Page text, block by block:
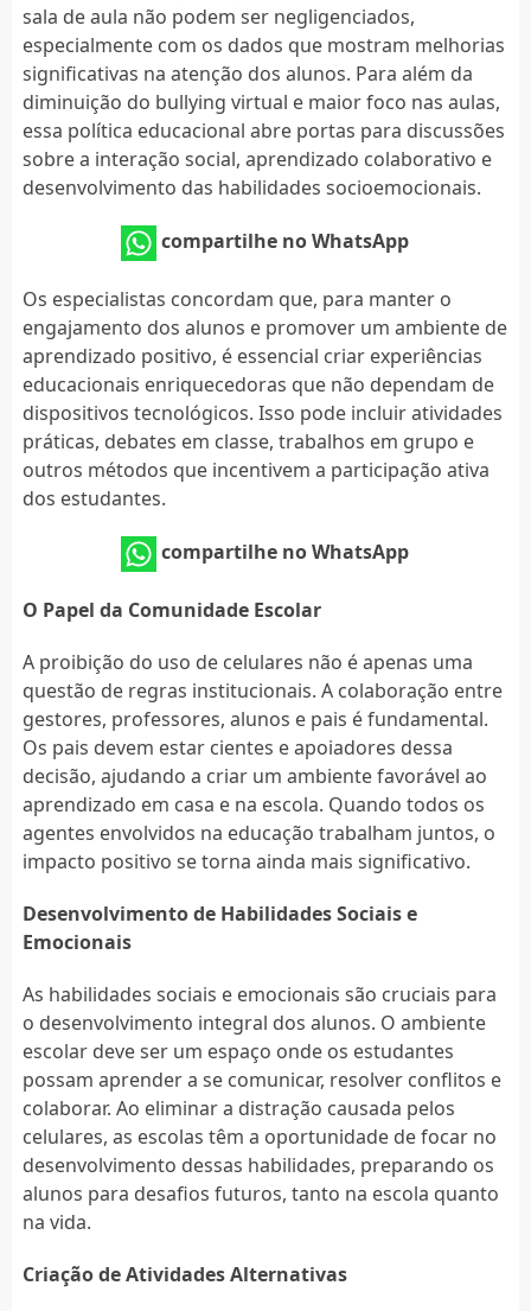
sala de aula não podem ser negligenciados,
especialmente com os dados que mostram melhorias
significativas na atenção dos alunos. Para além da
diminuição do bullying virtual e maior foco nas aulas,
essa política educacional abre portas para discussões
sobre a interação social, aprendizado colaborativo e
desenvolvimento das habilidades socioemocionais.
compartilhe no WhatsApp
Os especialistas concordam que, para manter o
engajamento dos alunos e promover um ambiente de
aprendizado positivo, é essencial criar experiências
educacionais enriquecedoras que não dependam de
dispositivos tecnológicos. Isso pode incluir atividades
práticas, debates em classe, trabalhos em grupo e
outros métodos que incentivem a participação ativa
dos estudantes.
compartilhe no WhatsApp
O Papel da Comunidade Escolar
A proibição do uso de celulares não é apenas uma
questão de regras institucionais. A colaboração entre
gestores, professores, alunos e pais é fundamental.
Os pais devem estar cientes e apoiadores dessa
decisão, ajudando a criar um ambiente favorável ao
aprendizado em casa e na escola. Quando todos os
agentes envolvidos na educação trabalham juntos, o
impacto positivo se torna ainda mais significativo.
Desenvolvimento de Habilidades Sociais e
Emocionais
As habilidades sociais e emocionais são cruciais para
o desenvolvimento integral dos alunos. O ambiente
escolar deve ser um espaço onde os estudantes
possam aprender a se comunicar, resolver conflitos e
colaborar. Ao eliminar a distração causada pelos
celulares, as escolas têm a oportunidade de focar no
desenvolvimento dessas habilidades, preparando os
alunos para desafios futuros, tanto na escola quanto
na vida.
Criação de Atividades Alternativas